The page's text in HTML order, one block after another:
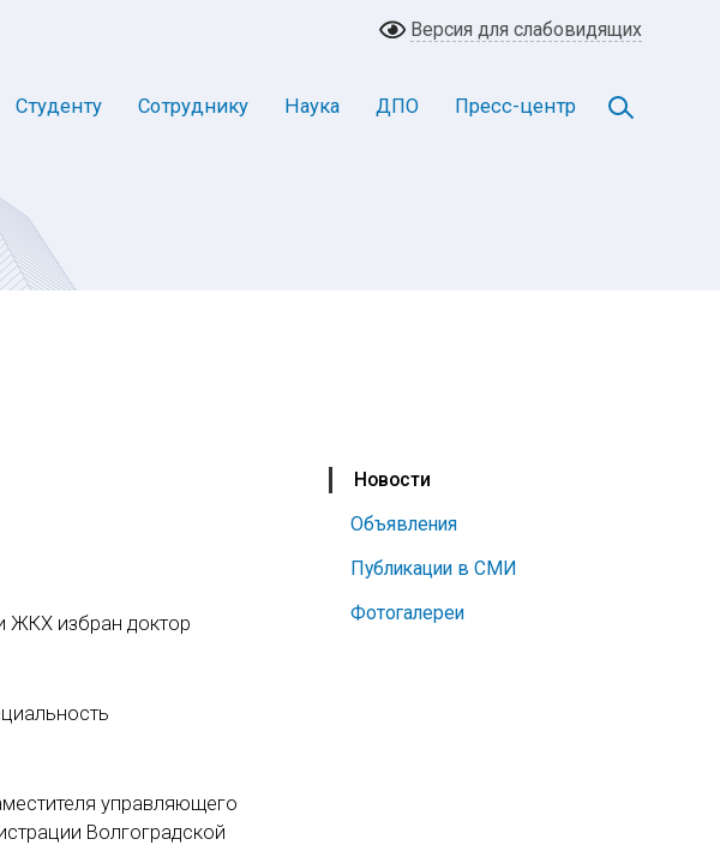
Версия для слабовидящих
Студенту Сотруднику Наука ДПО Пресс-центр
Новости
Объявления
Публикации в СМИ
Фотогалереи
ЖКХ избран доктор
управляющего
Волгоградской